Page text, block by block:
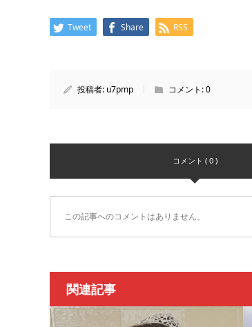
Tweet Share RSS
投稿者: u7pmp コメント:0
コメント ( 0 )
この記事へのコメントはありません。
関連記事